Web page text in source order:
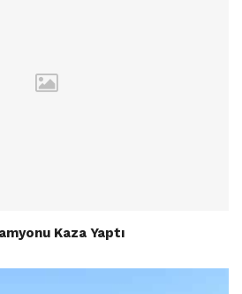
Kaza Yaptı